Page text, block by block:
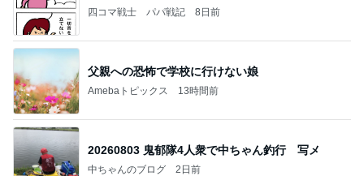
四コマ戦士 パパ戦記 8日前
父親への恐怖で学校に行けない娘
Amebaトピックス 13時間前
20260803 鬼郁隊4人衆で中ちゃん釣行 写メ
中ちゃんのブログ 2日前